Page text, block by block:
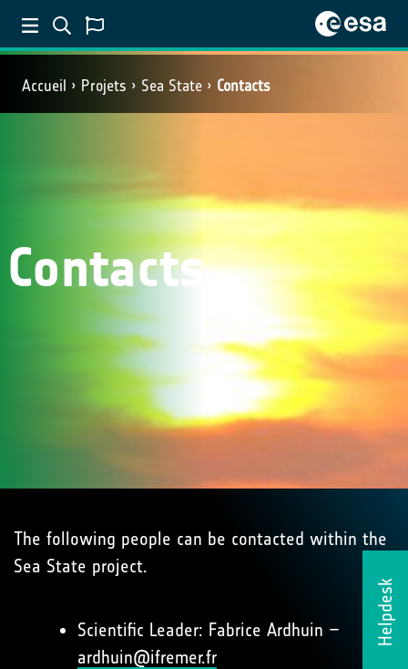
Accueil Projets Sea State Contacts
Helpdesk
Contacts
The following people can be contacted within the
Sea State project.
Scientific Leader: Fabrice Ardhuin –
ardhuin@ifremer.fr